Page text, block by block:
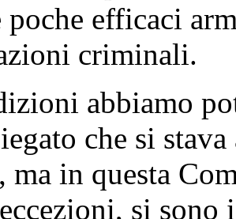
poche efficaci
criminali.
abbiamo
che si
ma in questa
si sono